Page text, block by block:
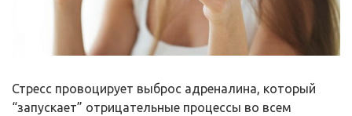
Стресс провоцирует выброс адреналина, который
“запускает” отрицательные процессы во всем